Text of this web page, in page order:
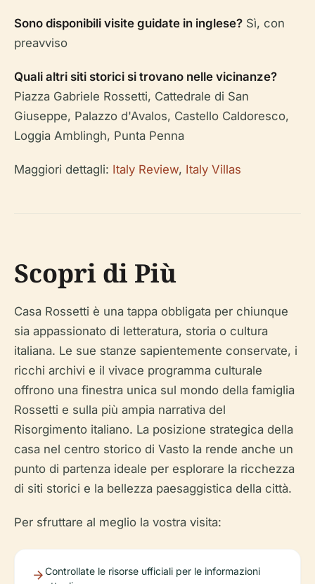
Sono disponibili visite guidate in inglese? Sì, con
preavviso
Quali altri siti storici si trovano nelle vicinanze?
Piazza Gabriele Rossetti, Cattedrale di San
Giuseppe, Palazzo d'Avalos, Castello Caldoresco,
Loggia Amblingh, Punta Penna
Maggiori dettagli: Italy Review, Italy Villas
Scopri di Più
Casa Rossetti è una tappa obbligata per chiunque
sia appassionato di letteratura, storia o cultura
italiana. Le sue stanze sapientemente conservate, i
ricchi archivi e il vivace programma culturale
offrono una finestra unica sul mondo della famiglia
Rossetti e sulla più ampia narrativa del
Risorgimento italiano. La posizione strategica della
casa nel centro storico di Vasto la rende anche un
punto di partenza ideale per esplorare la ricchezza
di siti storici e la bellezza paesaggistica della città.
Per sfruttare al meglio la vostra visita:
Controllate le risorse ufficiali per le informazioni